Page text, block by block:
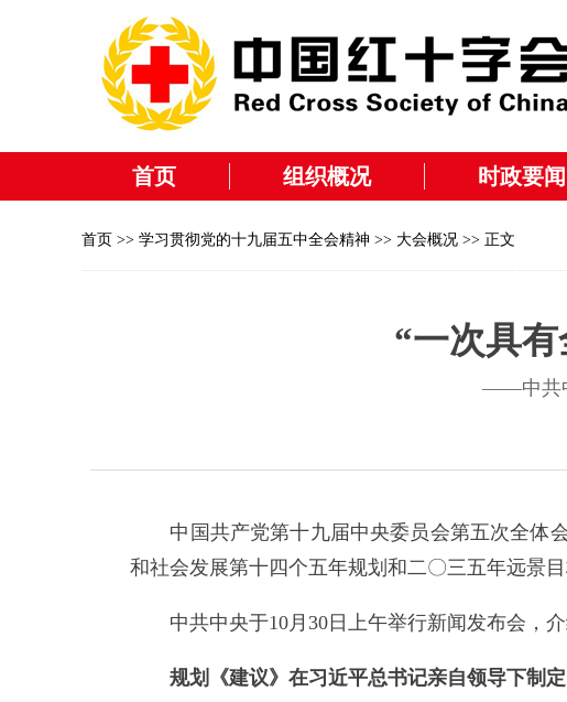
首页 组织概况 时政要闻
首页 >> 学习贯彻党的十九届五中全会精神 >> 大会概况 >> 正文
“一次具
——中共
中国共产党第十九届中央委员会第五次全体会
和社会发展第十四个五年规划和二〇三五年远景目
中共中央于10月30日上午举行新闻发布会，介
规划《建议》在习近平总书记亲自领导下制定